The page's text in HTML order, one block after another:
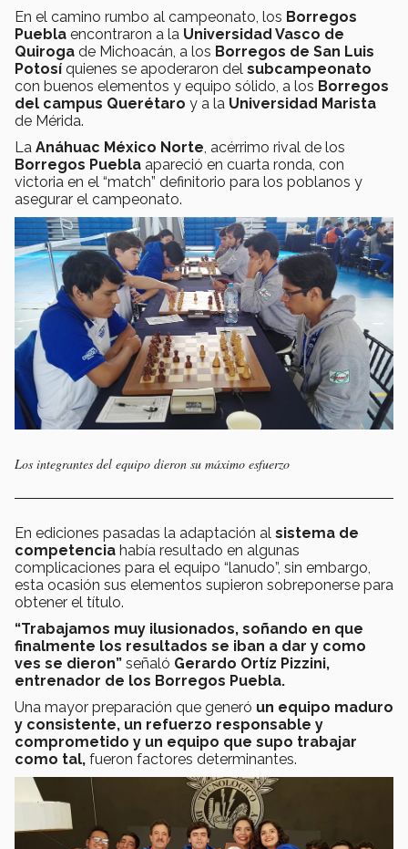
En el camino rumbo al campeonato, los Borregos
Puebla encontraron a la Universidad Vasco de
Quiroga de Michoacán, a los Borregos de San Luis
Potosí quienes se apoderaron del subcampeonato
con buenos elementos y equipo sólido, a los Borregos
del campus Querétaro y a la Universidad Marista
de Mérida.
La Anáhuac México Norte , acérrimo rival de los
Borregos Puebla apareció en cuarta ronda, con
victoria en el “match” definitorio para los poblanos y
asegurar el campeonato.
Los integrantes del equipo dieron su máximo esfuerzo
En ediciones pasadas la adaptación al sistema de
competencia había resultado en algunas
complicaciones para el equipo “lanudo”, sin embargo,
esta ocasión sus elementos supieron sobreponerse para
obtener el título.
“Trabajamos muy ilusionados, soñando en que
finalmente los resultados se iban a dar y como
ves se dieron” señaló Gerardo Ortíz Pizzini,
entrenador de los Borregos Puebla.
Una mayor preparación que generó un equipo maduro
y consistente, un refuerzo responsable y
comprometido y un equipo que supo trabajar
como tal, fueron factores determinantes.